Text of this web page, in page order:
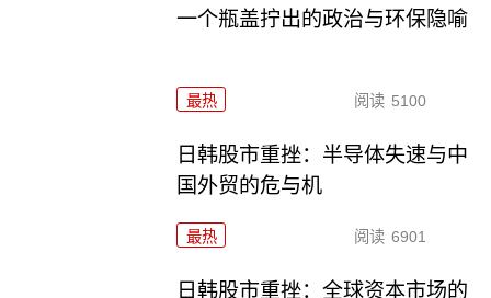
一个瓶盖拧出的政治与环保隐喻
最热 阅读 5100
日韩股市重挫：半导体失速与中
国外贸的危与机
最热 阅读 6901
日韩股市重挫：全球资本市场的